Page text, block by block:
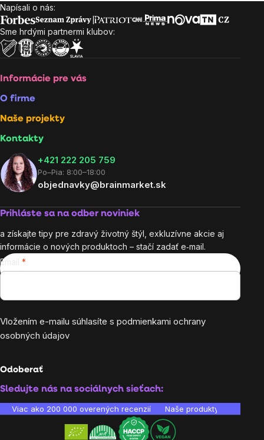
Zápätie
Napísali o nás:
Sme hrdými partnermi klubov:
Informácie pre vás
O firme
Naše projekty
Kontakty
+421 222 205 759
Po–Pia: 8:00–18:00
objednavky@brainmarket.sk
Prihláste sa na odber noviniek
a získajte tipy pre zdravý životný štýl, exkluzívne akcie aj
informácie o nových produktoch – stačí zadať e‑mail.
Email
Vložením e-mailu súhlasíte s podmienkami ochrany
osobných údajov
Odoberať
Sledujte nás na sociálnych sieťach:
Viac ako 200 000 overených recenzií Naše produkty sú